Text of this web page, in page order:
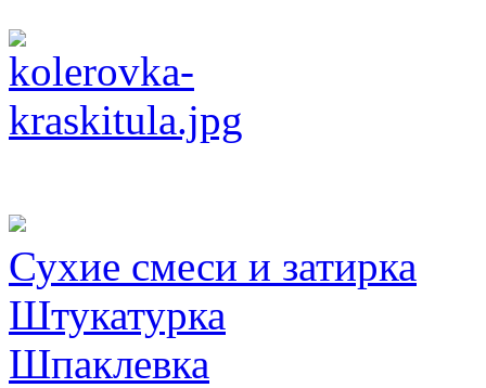
Сухие смеси и затирка
Штукатурка
Шпаклевка